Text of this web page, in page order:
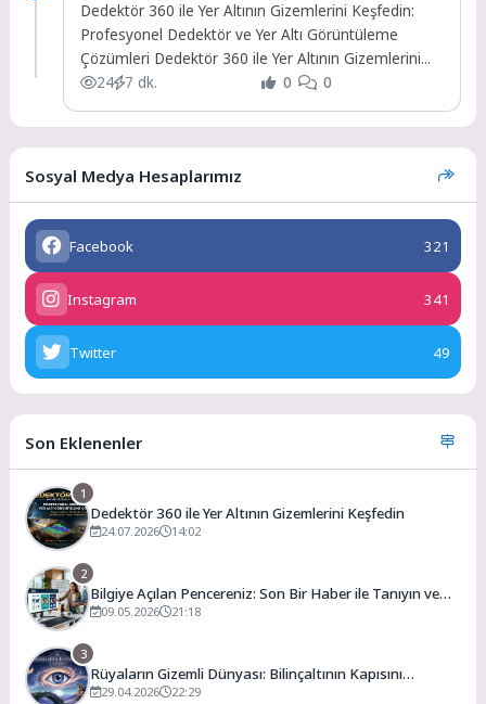
Dedektör 360 ile Yer Altının Gizemlerini Keşfedin:
Profesyonel Dedektör ve Yer Altı Görüntüleme
Çözümleri Dedektör 360 ile Yer Altının Gizemlerini...
24 7 dk. 0 0
Sosyal Medya Hesaplarımız
Facebook 321
Instagram 341
Twitter 49
Son Eklenenler
1
Dedektör 360 ile Yer Altının Gizemlerini Keşfedin
24.07.2026 14:02
2
Bilgiye Açılan Pencereniz: Son Bir Haber ile Tanıyın ve
Keşfedin
09.05.2026 21:18
3
Rüyaların Gizemli Dünyası: Bilinçaltının Kapısını
Aralamak
29.04.2026 22:29